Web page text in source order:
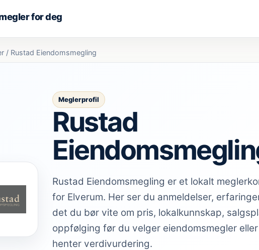
for deg
/ Rustad Eiendomsmegling
Meglerprofil
Rustad
Rustad Eiendomsmegling er et lokalt
for Elverum. Her ser du anmeldelser,
det du bør vite om pris, lokalkunnskap,
oppfølging før du velger eiendomsmegler eller
henter verdivurdering.